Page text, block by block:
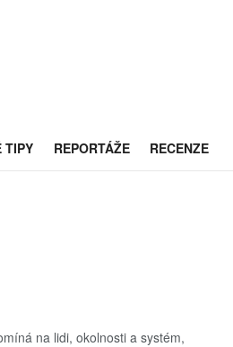
TIPY REPORTÁŽE RECENZE
na lidi, okolnosti a systém,